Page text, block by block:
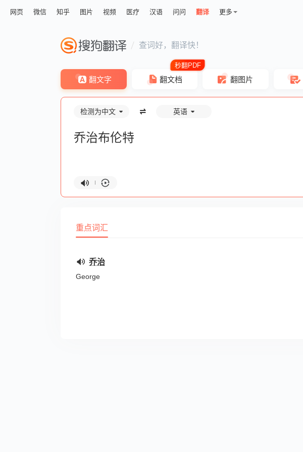
网页 微信 知乎 图片 视频 医疗 汉语 问问 翻译 更多
查词好，翻译快！
翻文字 翻文档 翻图片
检测为中文 英语
重点词汇
乔治
George